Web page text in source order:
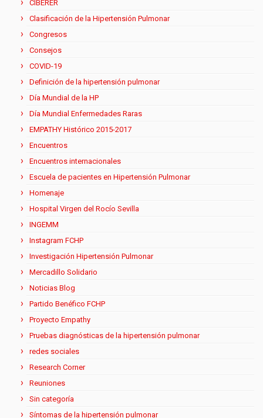
CIBERER
Clasificación de la Hipertensión Pulmonar
Congresos
Consejos
COVID-19
Definición de la hipertensión pulmonar
Día Mundial de la HP
Día Mundial Enfermedades Raras
EMPATHY Histórico 2015-2017
Encuentros
Encuentros internacionales
Escuela de pacientes en Hipertensión Pulmonar
Homenaje
Hospital Virgen del Rocío Sevilla
INGEMM
Instagram FCHP
Investigación Hipertensión Pulmonar
Mercadillo Solidario
Noticias Blog
Partido Benéfico FCHP
Proyecto Empathy
Pruebas diagnósticas de la hipertensión pulmonar
redes sociales
Research Corner
Reuniones
Sin categoría
Síntomas de la hipertensión pulmonar